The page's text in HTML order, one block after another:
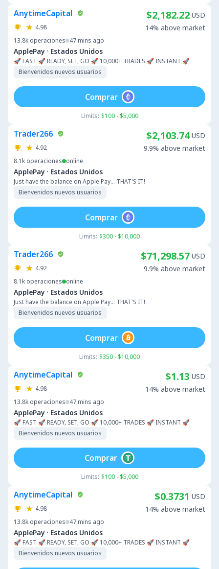
AnytimeCapital
4.98
13.8k operaciones 47 mins ago
ApplePay · Estados Unidos
🚀 FAST 🚀 READY, SET, GO 🚀 10,000+ TRADES 🚀 INSTANT 🚀
Bienvenidos nuevos usuarios
$2,182.22 USD
14% above market
Limits: $100 - $5,000
Comprar
Trader266
4.92
8.1k operaciones online
ApplePay · Estados Unidos
Just have the balance on Apple Pay... THAT'S IT!
Bienvenidos nuevos usuarios
$2,103.74 USD
9.9% above market
Limits: $300 - $10,000
Comprar
Trader266
4.92
8.1k operaciones online
ApplePay · Estados Unidos
Just have the balance on Apple Pay... THAT'S IT!
Bienvenidos nuevos usuarios
$71,298.57 USD
9.9% above market
Limits: $350 - $10,000
Comprar
AnytimeCapital
4.98
13.8k operaciones 47 mins ago
ApplePay · Estados Unidos
🚀 FAST 🚀 READY, SET, GO 🚀 10,000+ TRADES 🚀 INSTANT 🚀
Bienvenidos nuevos usuarios
$1.13 USD
14% above market
Limits: $100 - $5,000
Comprar
AnytimeCapital
4.98
13.8k operaciones 47 mins ago
ApplePay · Estados Unidos
🚀 FAST 🚀 READY, SET, GO 🚀 10,000+ TRADES 🚀 INSTANT 🚀
Bienvenidos nuevos usuarios
$0.3731 USD
14% above market